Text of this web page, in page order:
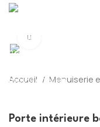
Accueil Menuiserie
Porte intérieure